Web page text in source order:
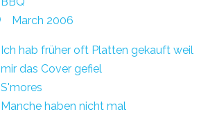
March 2006
Ich hab früher oft Platten gekauft weil
mir das Cover gefiel
S'mores
Manche haben nicht mal